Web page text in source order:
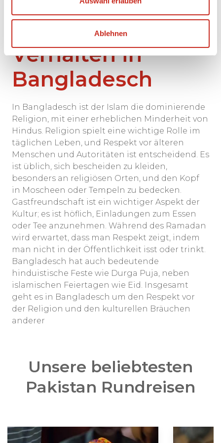
Ablehnen
Bräuche und
Verhalten in
Bangladesch
In Bangladesch ist der Islam die dominierende
Religion, mit einer erheblichen Minderheit von
Hindus. Religion spielt eine wichtige Rolle im
täglichen Leben, und Respekt vor älteren
Menschen und Autoritäten ist entscheidend. Es
ist üblich, sich bescheiden zu kleiden,
besonders an religiösen Orten, und den Kopf
in Moscheen oder Tempeln zu bedecken.
Gastfreundschaft ist ein wichtiger Aspekt der
Kultur; es ist höflich, Einladungen zum Essen
oder Tee anzunehmen. Während des Ramadan
wird erwartet, dass man Respekt zeigt, indem
man nicht in der Öffentlichkeit isst oder trinkt.
Bangladesch hat auch bedeutende
hinduistische Feste wie Durga Puja, neben
islamischen Feiertagen wie Eid. Insgesamt
geht es in Bangladesch um den Respekt vor
der Religion und den kulturellen Bräuchen
anderer
Unsere beliebtesten
Pakistan Rundreisen